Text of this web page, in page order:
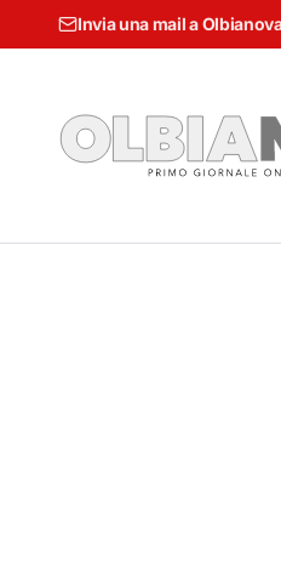
Invia una mail a